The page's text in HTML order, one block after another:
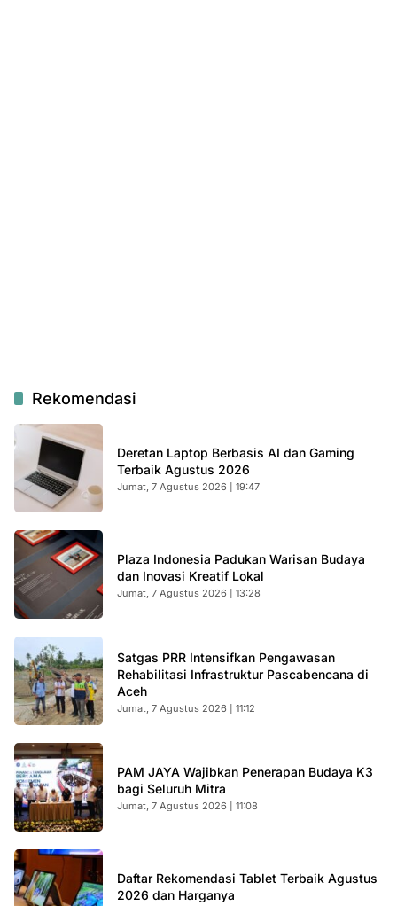
Rekomendasi
Deretan Laptop Berbasis AI dan Gaming
Terbaik Agustus 2026
Jumat, 7 Agustus 2026 | 19:47
Plaza Indonesia Padukan Warisan Budaya
dan Inovasi Kreatif Lokal
Jumat, 7 Agustus 2026 | 13:28
Satgas PRR Intensifkan Pengawasan
Rehabilitasi Infrastruktur Pascabencana di
Aceh
Jumat, 7 Agustus 2026 | 11:12
PAM JAYA Wajibkan Penerapan Budaya K3
bagi Seluruh Mitra
Jumat, 7 Agustus 2026 | 11:08
Daftar Rekomendasi Tablet Terbaik Agustus
2026 dan Harganya